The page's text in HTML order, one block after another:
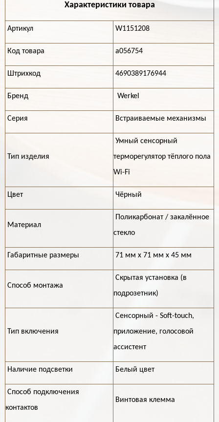
Характеристики товара
Артикул W1151208
Код товара a056754
Штрихкод 4690389176944
Бренд Werkel
Серия Встраиваемые механизмы
Тип изделия
Умный сенсорный
терморегулятор тёплого пола
Wi-Fi
Цвет Чёрный
Материал
Поликарбонат / закалённое
стекло
Габаритные размеры 71 мм х 71 мм х 45 мм
Способ монтажа
Скрытая установка (в
подрозетник)
Тип включения
Сенсорный - Soft-touch,
приложение, голосовой
ассистент
Наличие подсветки Белый цвет
Способ подключения
контактов
Винтовая клемма